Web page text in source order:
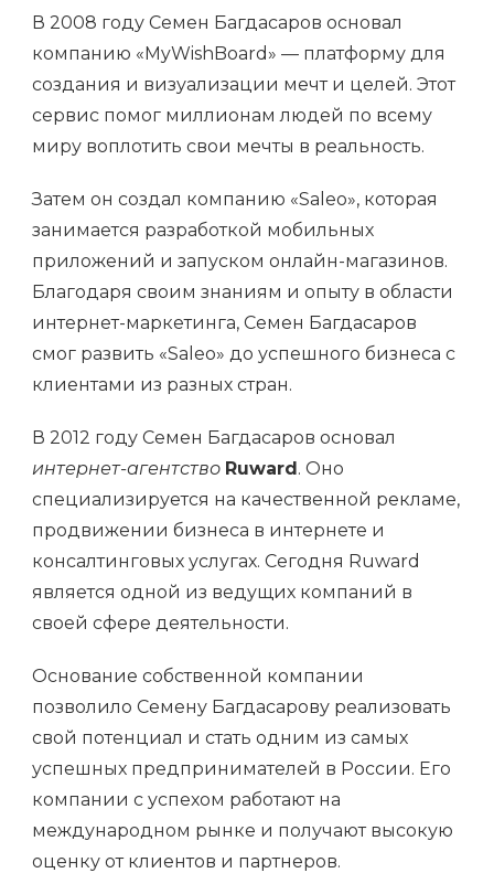
В 2008 году Семен Багдасаров основал
компанию «MyWishBoard» — платформу для
создания и визуализации мечт и целей. Этот
сервис помог миллионам людей по всему
миру воплотить свои мечты в реальность.
Затем он создал компанию «Saleo», которая
занимается разработкой мобильных
приложений и запуском онлайн-магазинов.
Благодаря своим знаниям и опыту в области
интернет-маркетинга, Семен Багдасаров
смог развить «Saleo» до успешного бизнеса с
клиентами из разных стран.
В 2012 году Семен Багдасаров основал
интернет-агентство Ruward. Оно
специализируется на качественной рекламе,
продвижении бизнеса в интернете и
консалтинговых услугах. Сегодня Ruward
является одной из ведущих компаний в
своей сфере деятельности.
Основание собственной компании
позволило Семену Багдасарову реализовать
свой потенциал и стать одним из самых
успешных предпринимателей в России. Его
компании с успехом работают на
международном рынке и получают высокую
оценку от клиентов и партнеров.